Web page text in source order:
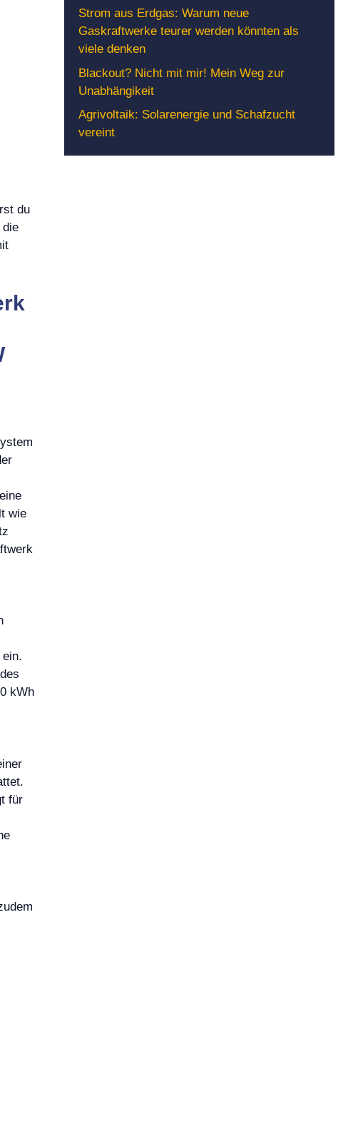
du
die
wie
kWh
für
Strom aus Erdgas: Warum neue
Gaskraftwerke teurer werden könnten als
viele denken
Blackout? Nicht mit mir! Mein Weg zur
Unabhängikeit
Agrivoltaik: Solarenergie und Schafzucht
vereint